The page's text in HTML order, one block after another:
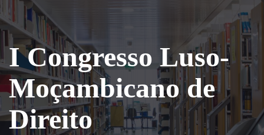
I Congresso Luso-
Moçambicano de
Direito